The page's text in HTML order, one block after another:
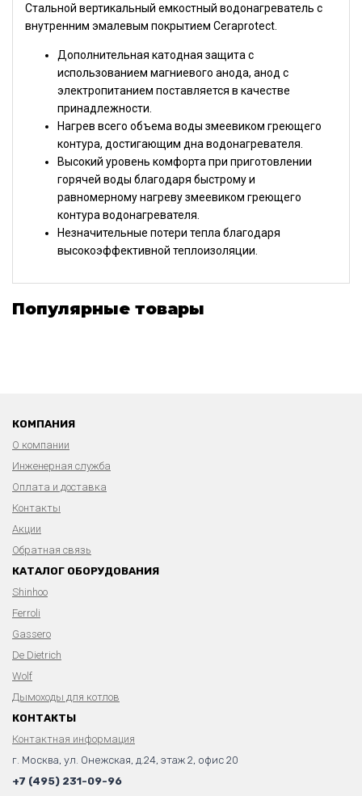
Стальной вертикальный емкостный водонагреватель с
внутренним эмалевым покрытием Ceraprotect.
Дополнительная катодная защита с
использованием магниевого анода, анод с
электропитанием поставляется в качестве
принадлежности.
Нагрев всего объема воды змеевиком греющего
контура, достигающим дна водонагревателя.
Высокий уровень комфорта при приготовлении
горячей воды благодаря быстрому и
равномерному нагреву змеевиком греющего
контура водонагревателя.
Незначительные потери тепла благодаря
высокоэффективной теплоизоляции.
Популярные товары
КОМПАНИЯ
О компании
Инженерная служба
Оплата и доставка
Контакты
Акции
Обратная связь
КАТАЛОГ ОБОРУДОВАНИЯ
Shinhoo
Ferroli
Gassero
De Dietrich
Wolf
Дымоходы для котлов
КОНТАКТЫ
Контактная информация
г. Москва, ул. Онежская, д.24, этаж 2, офис 20
+7 (495) 231-09-96